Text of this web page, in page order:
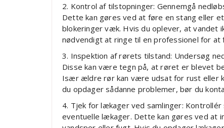
2. Kontrol af tilstopninger: Gennemgå
Dette kan gøres ved at føre en stang eller
blokeringer væk. Hvis du oplever, at
nødvendigt at ringe til en professionel for
3. Inspektion af rørets tilstand: Undersøg
Disse kan være tegn på, at røret er blevet
Især ældre rør kan være udsat for rust eller
du opdager sådanne problemer, bør du
4. Tjek for lækager ved samlinger:
eventuelle lækager. Dette kan gøres ved at